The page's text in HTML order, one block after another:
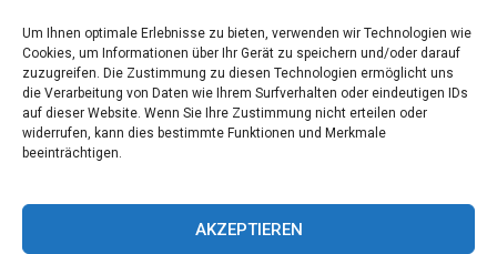
Um Ihnen optimale Erlebnisse zu bieten, verwenden wir Technologien wie
Cookies, um Informationen über Ihr Gerät zu speichern und/oder darauf
zuzugreifen. Die Zustimmung zu diesen Technologien ermöglicht uns
die Verarbeitung von Daten wie Ihrem Surfverhalten oder eindeutigen IDs
auf dieser Website. Wenn Sie Ihre Zustimmung nicht erteilen oder
widerrufen, kann dies bestimmte Funktionen und Merkmale
beeinträchtigen.
AKZEPTIEREN
Alles über Metall Schleifen